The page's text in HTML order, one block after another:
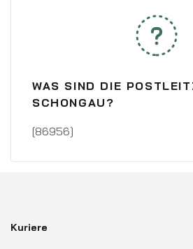
WAS SIND DIE
SCHONGAU?
[86956]
Kuriere